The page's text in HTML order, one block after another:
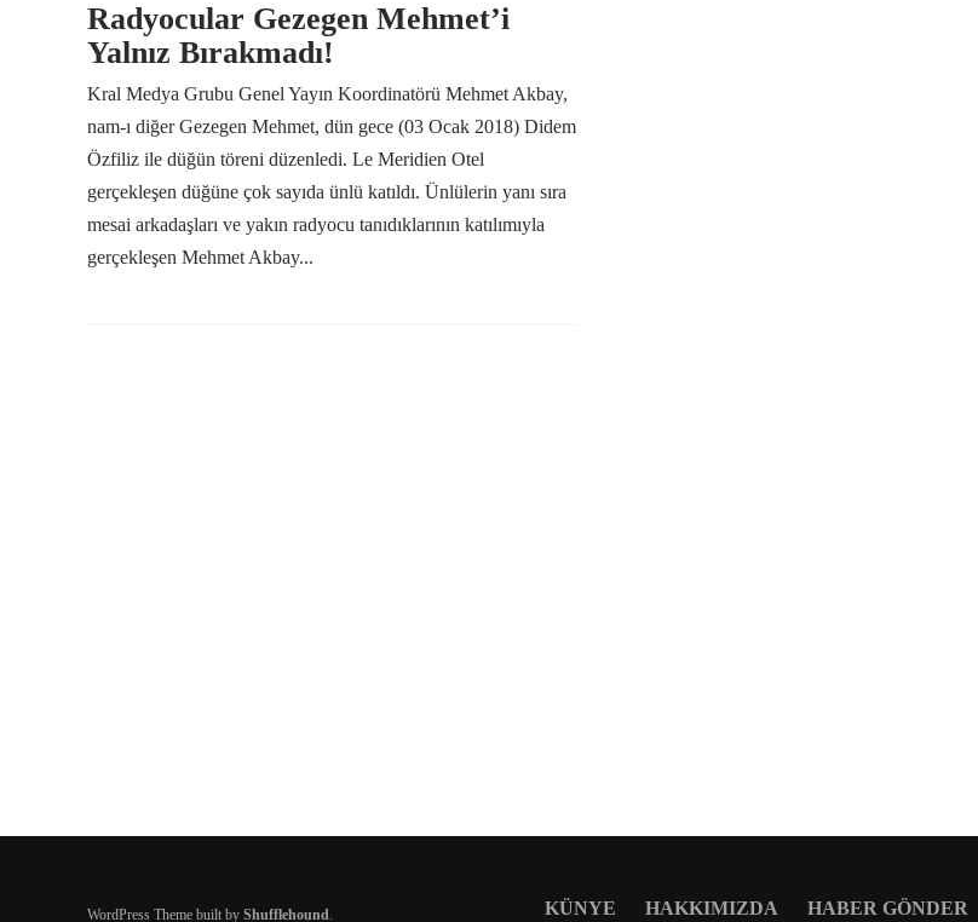
Radyocular Gezegen Mehmet’i
Yalnız Bırakmadı!
Kral Medya Grubu Genel Yayın Koordinatörü Mehmet Akbay,
nam-ı diğer Gezegen Mehmet, dün gece (03 Ocak 2018) Didem
Özfiliz ile düğün töreni düzenledi. Le Meridien Otel
gerçekleşen düğüne çok sayıda ünlü katıldı. Ünlülerin yanı sıra
mesai arkadaşları ve yakın radyocu tanıdıklarının katılımıyla
gerçekleşen Mehmet Akbay...
WordPress Theme built by Shufflehound. KÜNYE HAKKIMIZDA HABER GÖNDER